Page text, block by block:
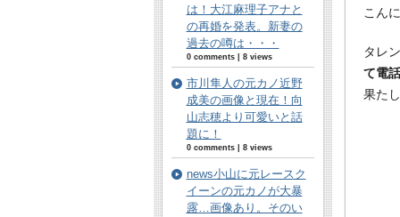
こん
タレ
て電
果た
は！大江麻理子アナと
の再婚を発表。新妻の
過去の噂は・・・
0 comments| 8 views
市川隼人の元カノ近野
成美の画像と現在！向
山志穂より可愛いと話
題に！
0 comments| 8 views
news小山に元レースク
イーンの元カノが大暴
露…画像あり。そのい